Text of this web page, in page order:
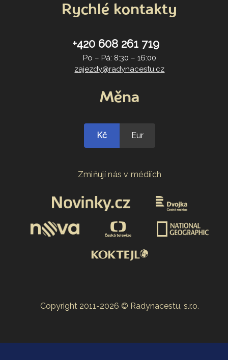
Rychlé kontakty
+420 608 261 719
Po – Pá: 8:30 – 16:00
zajezdy@radynacestu.cz
Měna
Kč Eur
Zmiňují nás v médiích
Copyright 2011-2026 © Radynacestu, s.r.o.